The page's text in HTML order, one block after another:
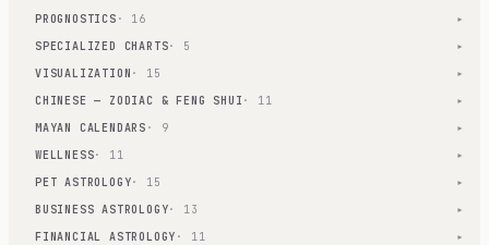
PROGNOSTICS · 16 ▾
SPECIALIZED CHARTS· 5 ▾
VISUALIZATION · 15 ▾
CHINESE — ZODIAC & FENG SHUI · 11 ▾
MAYAN CALENDARS · 9 ▾
WELLNESS· 11 ▾
PET ASTROLOGY· 15 ▾
BUSINESS ASTROLOGY· 13 ▾
FINANCIAL ASTROLOGY · 11 ▾